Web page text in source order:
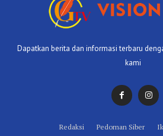
Dapatkan berita dan informasi terbaru
kami
Redaksi Pedoman Siber